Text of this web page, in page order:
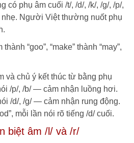
có phụ âm cuối /t/, /d/, /k/, /g/, /p/,
Người Việt thường nuốt phụ
thành “goo”, “make” thành “may”,
và chủ ý kết thúc từ bằng phụ
/p/, /b/ — cảm nhận luồng hơi.
/d/, /g/ — cảm nhận rung động.
mỗi lần nói rõ tiếng /d/ cuối.
biệt âm /l/ và /r/